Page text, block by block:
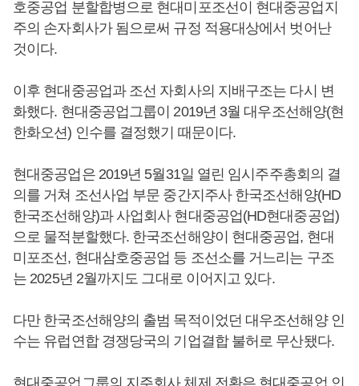
호중공업 분할합병으로 현대미포조선이 현대중공업지
주의 손자회사가 됨으로써 규정 적용대상에서 벗어난
것이다.
이후 현대중공업과 조선 자회사의 지배구조는 다시 변
화했다. 현대중공업그룹이 2019년 3월 대우조선해양(현
한화오션) 인수를 결정했기 때문이다.
현대중공업은 2019년 5월31일 열린 임시주주총회의 결
의를 거쳐 조선사업 부문 중간지주사 한국조선해양(HD
한국조선해양)과 사업회사 현대중공업(HD현대중공업)
으로 물적분할했다. 한국조선해양이 현대중공업, 현대
미포조선, 현대삼호중공업 등 조선소를 거느리는 구조
는 2025년 2월까지도 그대로 이어지고 있다.
다만 한국조선해양의 출범 목적이었던 대우조선해양 인
수는 유럽연합 경쟁당국의 기업결합 불허로 무산됐다.
현대중공업그룹의 지주회사 체제 전환은 현대중공업 인